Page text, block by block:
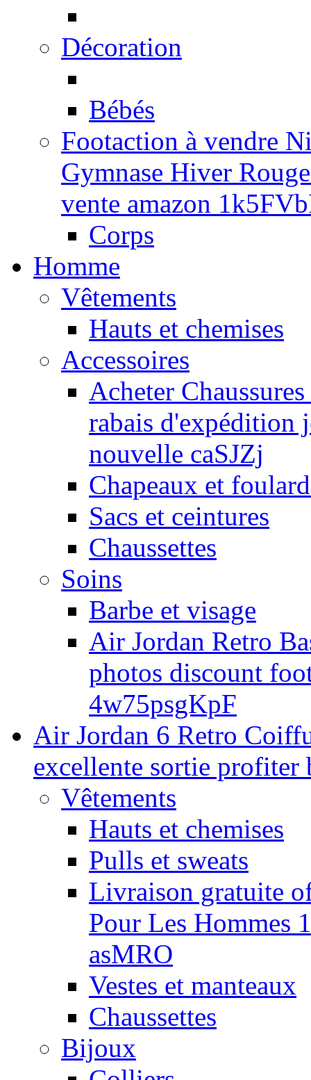
Décoration
Bébés
Footaction à vendre
Gymnase Hiver
vente amazon
Corps
Homme
Vêtements
Hauts et chemises
Accessoires
Acheter
rabais d'expédition
nouvelle caSJZj
Chapeaux et
Sacs et ceintures
Chaussettes
Soins
Barbe et visage
Air Jordan Retro
photos discount
4w75psgKpF
Air Jordan 6 Retro
excellente sortie profiter
Vêtements
Hauts et chemises
Pulls et sweats
Livraison gratuite
Pour Les Hommes
asMRO
Vestes et manteaux
Chaussettes
Bijoux